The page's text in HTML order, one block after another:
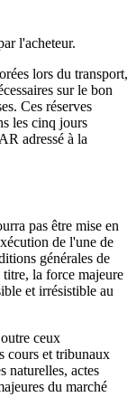
l'acheteur.
lors du transport,
sur le bon
Ces réserves
les cinq jours
adressé à la
pas être mise en
de l'une de
générales de
la force majeure
et irrésistible au
ceux
cours et tribunaux
naturelles, actes
du marché